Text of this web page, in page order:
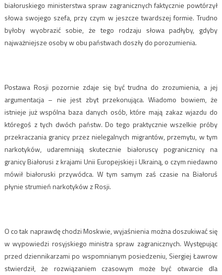
białoruskiego ministerstwa spraw zagranicznych faktycznie powtórzył
słowa swojego szefa, przy czym w jeszcze twardszej formie. Trudno
byłoby wyobrazić sobie, że tego rodzaju słowa padłyby, gdyby
najważniejsze osoby w obu państwach doszły do porozumienia.
Postawa Rosji pozornie zdaje się być trudna do zrozumienia, a jej
argumentacja – nie jest zbyt przekonująca. Wiadomo bowiem, że
istnieje już wspólna baza danych osób, które mają zakaz wjazdu do
któregoś z tych dwóch państw. Do tego praktycznie wszelkie próby
przekraczania granicy przez nielegalnych migrantów, przemytu, w tym
narkotyków, udaremniają skutecznie białoruscy pogranicznicy na
granicy Białorusi z krajami Unii Europejskiej i Ukrainą, o czym niedawno
mówił białoruski przywódca. W tym samym zaś czasie na Białoruś
płynie strumień narkotyków z Rosji.
O co tak naprawdę chodzi Moskwie, wyjaśnienia można doszukiwać się
w wypowiedzi rosyjskiego ministra spraw zagranicznych. Występując
przed dziennikarzami po wspomnianym posiedzeniu, Siergiej Ławrow
stwierdził, że rozwiązaniem czasowym może być otwarcie dla